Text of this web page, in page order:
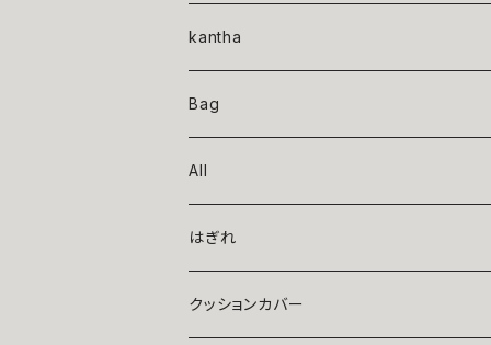
kantha
indigo
orver dye
baby（小さめサイズ）
ajrakh
Bag
All
はぎれ
クッションカバー